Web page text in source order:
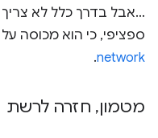
…אבל בדרך כלל לא
ספציפי, כי הוא מכוסה על
network
.
מטמון, חזרה לרשת